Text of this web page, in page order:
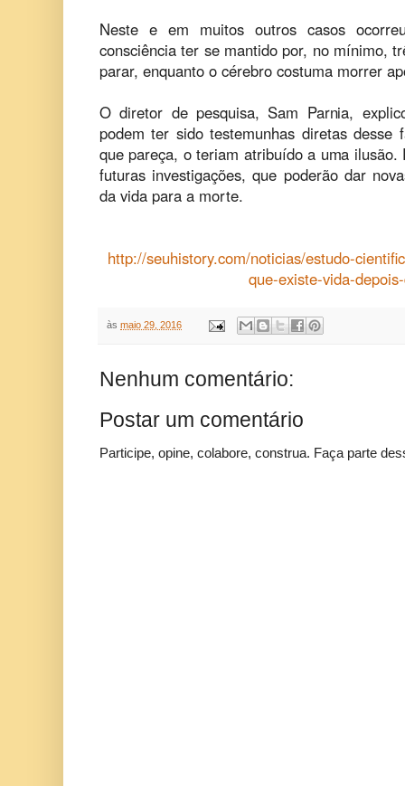
Neste e em muitos outros casos
consciência ter se mantido por, no mínimo,
parar, enquanto o cérebro costuma morrer
O diretor de pesquisa, Sam Parnia,
podem ter sido testemunhas diretas
que pareça, o teriam atribuído a uma ilusão.
futuras investigações, que poderão dar
da vida para a morte.
http://seuhistory.com/noticias/estudo-
que-existe-vida-
às maio 29, 2016
Nenhum comentário:
Postar um comentário
Participe, opine, colabore, construa. Faça parte